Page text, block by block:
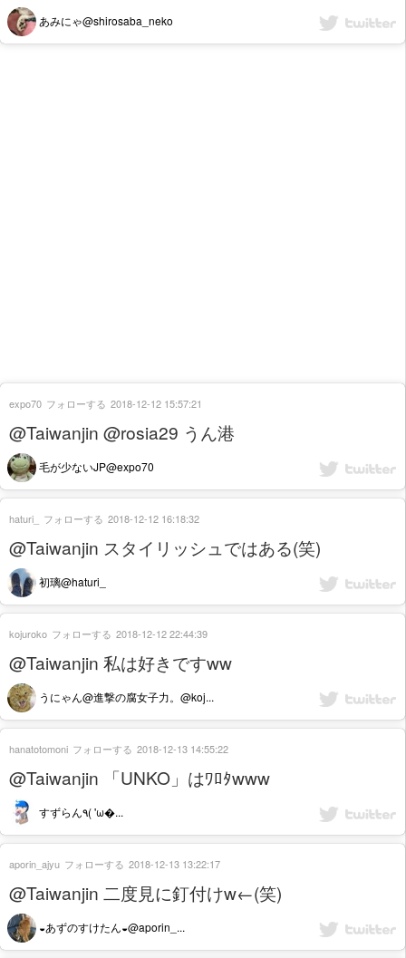
あみにゃ@shirosaba_neko
@Taiwanjin @rosia29 うん港
毛が少ないJP@expo70
expo70 フォローする 2018-12-12 15:57:21
@Taiwanjin スタイリッシュではある(笑)
初璃@haturi_
haturi_ フォローする 2018-12-12 16:18:32
@Taiwanjin 私は好きですww
うにゃん@進撃の腐女子力。@koj...
kojuroko フォローする 2018-12-12 22:44:39
@Taiwanjin 「UNKO」はﾜﾛﾀwww
すずらん٩( 'ω�...
hanatotomoni フォローする 2018-12-13 14:55:22
@Taiwanjin 二度見に釘付けw←(笑)
◒あずのすけたん◒@aporin_...
aporin_ajyu フォローする 2018-12-13 13:22:17